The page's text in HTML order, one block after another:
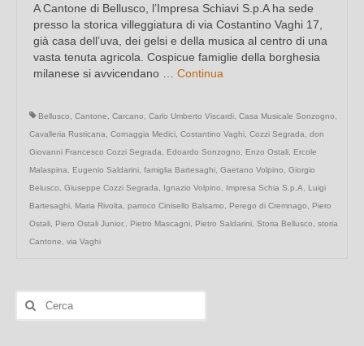
A Cantone di Bellusco, l’Impresa Schiavi S.p.A ha sede
presso la storica villeggiatura di via Costantino Vaghi 17,
già casa dell’uva, dei gelsi e della musica al centro di una
vasta tenuta agricola. Cospicue famiglie della borghesia
milanese si avvicendano … Continua
Bellusco Cantone Carcano Carlo Umberto Viscardi Casa Musicale Sonzogno
Cavalleria Rusticana
Cornaggia Medici Costantino Vaghi Cozzi Segrada
don
Giovanni Francesco Cozzi Segrada
Edoardo Sonzogno Enzo Ostali
Ercole
Malaspina
Eugenio Saldarini famiglia Bartesaghi Gaetano Volpino
Giorgio
Belusco
Giuseppe Cozzi Segrada Ignazio Volpino Impresa Schia S.p.A
Luigi
Bartesaghi
Maria Rivolta parroco Cinisello Balsamo Perego di Cremnago
Piero
Ostali
Piero Ostali Junior. Pietro Mascagni Pietro Saldarini Storia Bellusco
storia
Cantone
via Vaghi
Cerca: